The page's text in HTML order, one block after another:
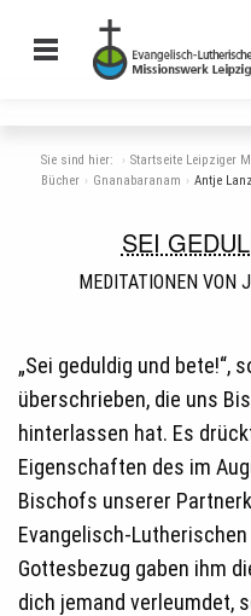
Sie sind hier: Startseite Leipziger
Bücher
Gnanabaranam Antje
SEI
MEDITATIONEN VON
„Sei geduldig und bete!“,
überschrieben, die uns
hinterlassen hat. Es
Eigenschaften des im
Bischofs unserer
Evangelisch-Lutherischen
Gottesbezug gaben ihm
dich jemand verleumdet,